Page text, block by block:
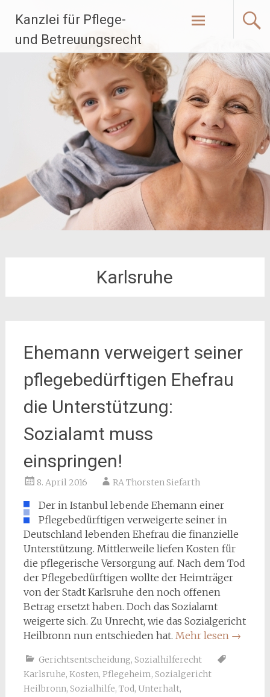
Inhalt
springen
Kanzlei für Pflege-
und Betreuungsrecht
Karlsruhe
Ehemann verweigert seiner
pflegebedürftigen Ehefrau
die Unterstützung:
Sozialamt muss
einspringen!
8. April 2016 RA Thorsten Siefarth
Der in Istanbul lebende Ehemann einer
Pflegebedürftigen verweigerte seiner in
Deutschland lebenden Ehefrau die finanzielle
Unterstützung. Mittlerweile liefen Kosten für
die pflegerische Versorgung auf. Nach dem Tod
der Pflegebedürftigen wollte der Heimträger
von der Stadt Karlsruhe den noch offenen
Betrag ersetzt haben. Doch das Sozialamt
weigerte sich. Zu Unrecht, wie das Sozialgericht
Heilbronn nun entschieden hat. Mehr lesen →
Gerichtsentscheidung, Sozialhilferecht
Karlsruhe, Kosten, Pflegeheim, Sozialgericht
Heilbronn, Sozialhilfe, Tod, Unterhalt,